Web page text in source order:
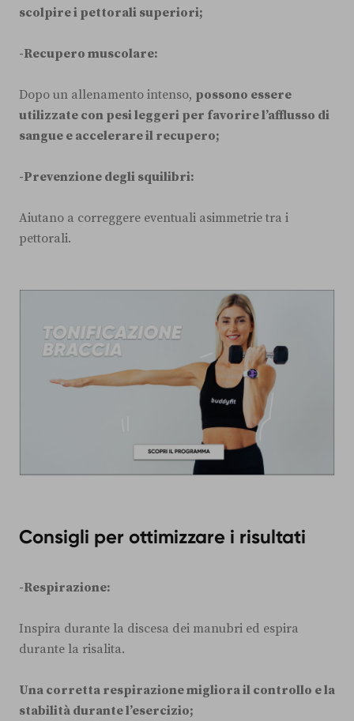
scolpire i pettorali superiori;
-Recupero muscolare:
Dopo un allenamento intenso, possono essere
utilizzate con pesi leggeri per favorire l’afflusso di
sangue e accelerare il recupero;
-Prevenzione degli squilibri:
Aiutano a correggere eventuali asimmetrie tra i
pettorali.
Consigli per ottimizzare i risultati
-Respirazione:
Inspira durante la discesa dei manubri ed espira
durante la risalita.
Una corretta respirazione migliora il controllo e la
stabilità durante l’esercizio;